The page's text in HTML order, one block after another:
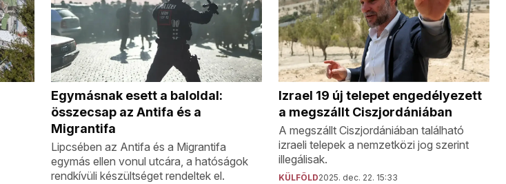
Egymásnak esett a baloldal:
összecsap az Antifa és a
Migrantifa
Lipcsében az Antifa és a Migrantifa
egymás ellen vonul utcára, a hatóságok
rendkívüli készültséget rendeltek el.
Izrael 19 új telepet engedélyezett
a megszállt Ciszjordániában
A megszállt Ciszjordániában található
izraeli telepek a nemzetközi jog szerint
illegálisak.
KÜLFÖLD2025. dec. 22. 15:33